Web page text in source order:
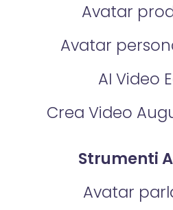
Avatar
Avatar
AI Video
Crea Video
Strumenti
Avatar